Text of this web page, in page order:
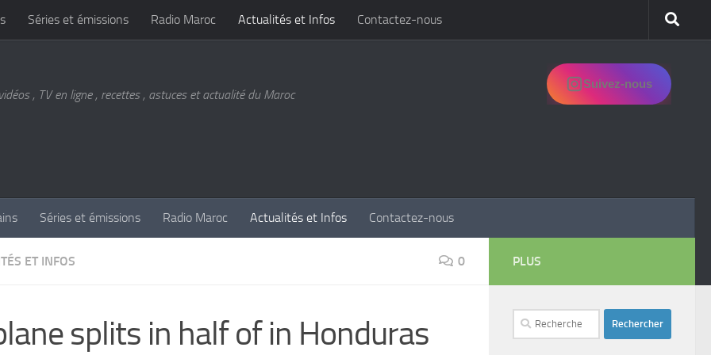
Séries et émissions Radio Maroc Actualités et Infos Contactez-nous
, TV en ligne , recettes , astuces et actualité du Maroc
Suivez-nous
Séries et émissions Radio Maroc Actualités et Infos Contactez-nous
ET INFOS 0
splits in half of in Honduras
PLUS
Rechercher :